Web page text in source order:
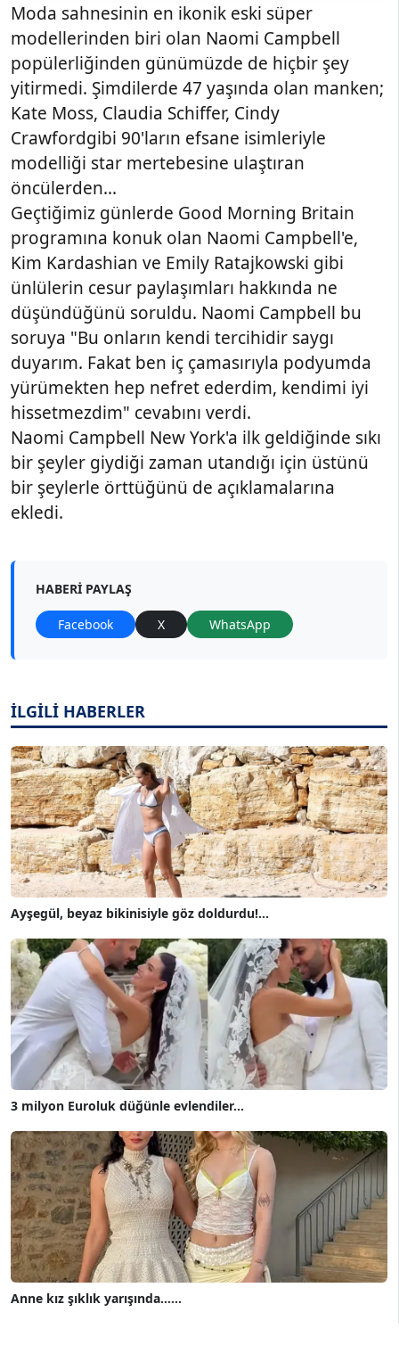
Moda sahnesinin en ikonik eski süper
modellerinden biri olan Naomi Campbell
popülerliğinden günümüzde de hiçbir şey
yitirmedi. Şimdilerde 47 yaşında olan manken;
Kate Moss, Claudia Schiffer, Cindy
Crawfordgibi 90'ların efsane isimleriyle
modelliği star mertebesine ulaştıran
öncülerden...
Geçtiğimiz günlerde Good Morning Britain
programına konuk olan Naomi Campbell'e,
Kim Kardashian ve Emily Ratajkowski gibi
ünlülerin cesur paylaşımları hakkında ne
düşündüğünü soruldu. Naomi Campbell bu
soruya "Bu onların kendi tercihidir saygı
duyarım. Fakat ben iç çamasırıyla podyumda
yürümekten hep nefret ederdim, kendimi iyi
hissetmezdim" cevabını verdi.
Naomi Campbell New York'a ilk geldiğinde sıkı
bir şeyler giydiği zaman utandığı için üstünü
bir şeylerle örttüğünü de açıklamalarına
ekledi.
HABERI PAYLAŞ
Facebook X WhatsApp
İLGİLİ HABERLER
Ayşegül, beyaz bikinisiyle göz doldurdu!...
3 milyon Euroluk düğünle evlendiler...
Anne kız şıklık yarışında......